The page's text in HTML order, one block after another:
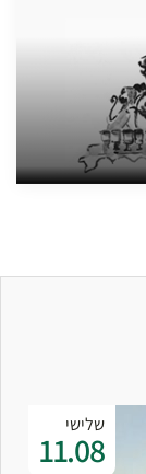
שלישי
11.08